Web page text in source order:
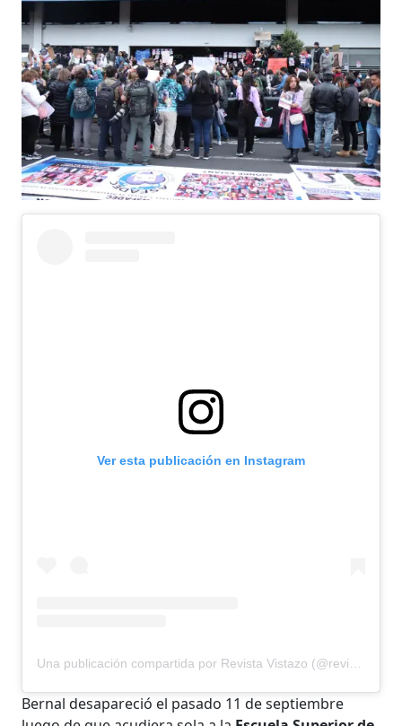
Ver esta publicación en Instagram
Bernal desapareció el pasado 11 de septiembre